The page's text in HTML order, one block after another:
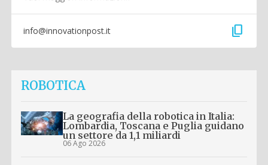
info@innovationpost.it content_copy
ROBOTICA
La geografia della robotica in Italia:
Lombardia, Toscana e Puglia guidano
un settore da 1,1 miliardi
06 Ago 2026